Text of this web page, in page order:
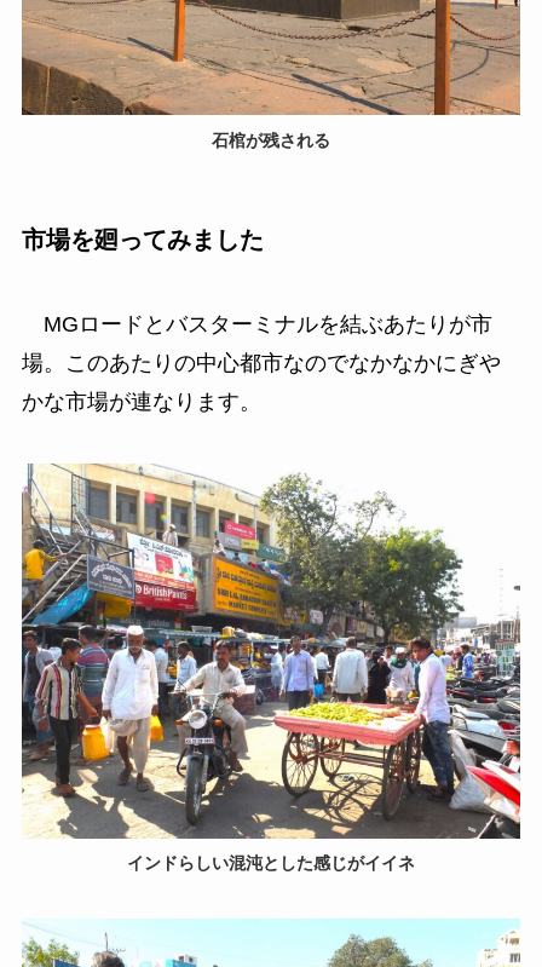
石棺が残される
市場を廻ってみました
MGロードとバスターミナルを結ぶあたりが市
場。このあたりの中心都市なのでなかなかにぎや
かな市場が連なります。
インドらしい混沌とした感じがイイネ